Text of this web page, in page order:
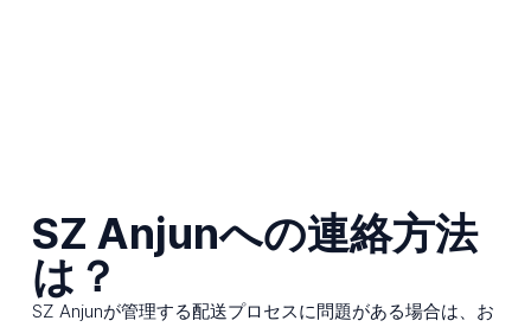
SZ Anjunへの連絡方法
は？
SZ Anjunが管理する配送プロセスに問題がある場合は、お